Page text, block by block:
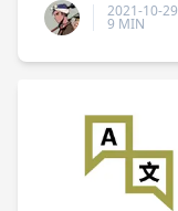
2021-10-29
9 MIN